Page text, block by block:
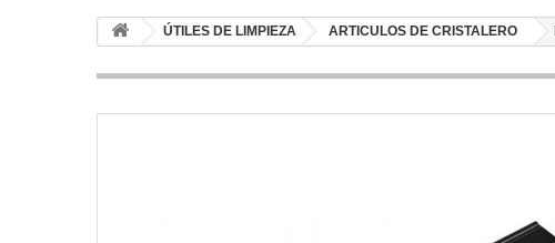
ÚTILES DE LIMPIEZA ARTICULOS DE CRISTALERO